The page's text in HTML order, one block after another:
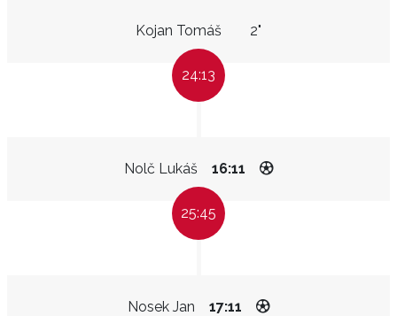
Kojan Tomáš 2"
24:13
Nolč Lukáš 16:11
25:45
Nosek Jan 17:11